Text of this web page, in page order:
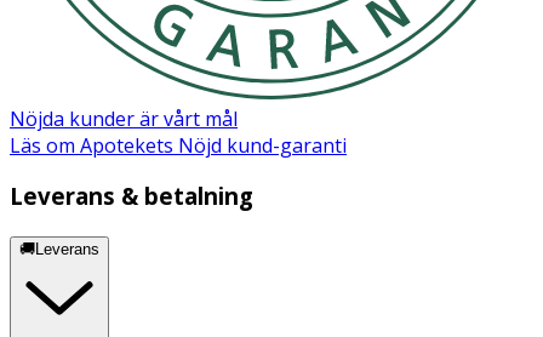
Nöjda kunder är vårt mål
Läs om Apotekets Nöjd kund-garanti
Leverans & betalning
🚚Leverans